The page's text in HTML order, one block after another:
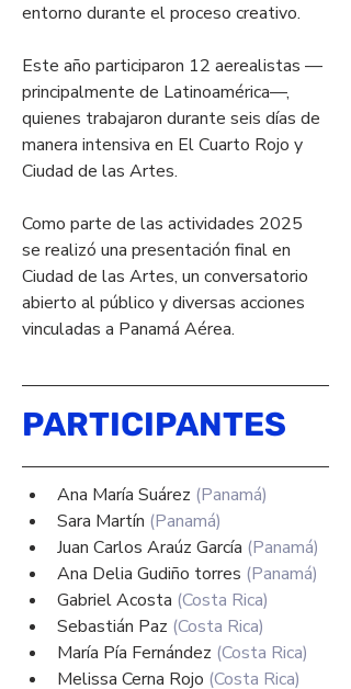
entorno durante el proceso creativo.
Este año participaron 12 aerealistas —
principalmente de Latinoamérica—,
quienes trabajaron durante seis días de
manera intensiva en El Cuarto Rojo y
Ciudad de las Artes.
Como parte de las actividades 2025
se realizó una presentación final en
Ciudad de las Artes, un conversatorio
abierto al público y diversas acciones
vinculadas a Panamá Aérea.
PARTICIPANTES
Ana María Suárez (Panamá)
Sara Martín (Panamá)
Juan Carlos Araúz García (Panamá)
Ana Delia Gudiño torres (Panamá)
Gabriel Acosta (Costa Rica)
Sebastián Paz (Costa Rica)
María Pía Fernández (Costa Rica)
Melissa Cerna Rojo (Costa Rica)